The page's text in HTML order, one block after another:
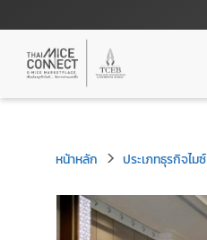
หน้าหลัก ประเภทธุรกิจไมซ์